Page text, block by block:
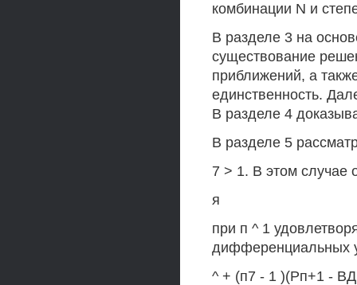
комбинации N и
В разделе 3 на
существование
приближений, а
единственность.
В разделе 4
В разделе 5
7 > 1. В этом случае
я
при п ^ 1
дифференциальных
^ + (п7 - 1 )(Рп+1 -